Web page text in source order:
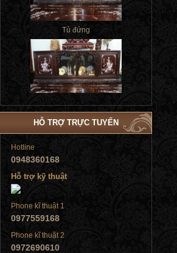
Tủ đứng
Tủ đứng
HỖ TRỢ TRỰC TUYẾN
Hotline
0948360168
Hỗ trợ kỹ thuật
Phone kĩ thuật 1
0977559168
Phone kĩ thuật 2
0972690610